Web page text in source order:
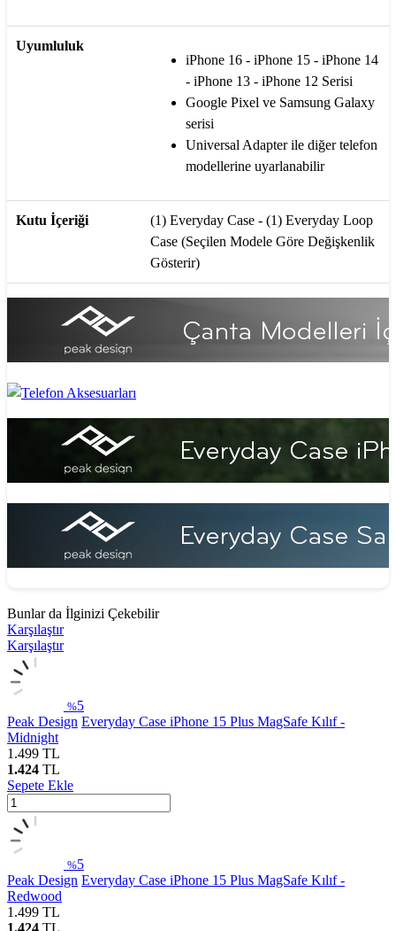
Uyumluluk
iPhone 16 - iPhone 15 - iPhone 14
- iPhone 13 - iPhone 12 Serisi
Google Pixel ve Samsung Galaxy
serisi
Universal Adapter ile diğer telefon
modellerine uyarlanabilir
Kutu İçeriği
(1) Everyday Case - (1) Everyday Loop
Case (Seçilen Modele Göre Değişkenlik
Gösterir)
Bunlar da İlginizi Çekebilir
Karşılaştır
Karşılaştır
%5
Peak Design Everyday Case iPhone 15 Plus MagSafe Kılıf -
Midnight
1.499 TL
1.424 TL
Sepete Ekle
%5
Peak Design Everyday Case iPhone 15 Plus MagSafe Kılıf -
Redwood
1.499 TL
1.424 TL